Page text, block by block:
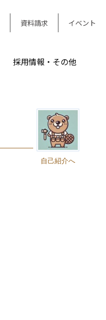
資料請求 イベント
採用情報・その他
自己紹介へ